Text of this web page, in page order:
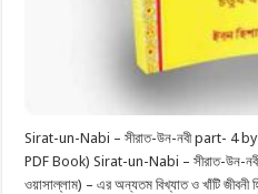
Sirat-un-Nabi – সীরাত-উন-নবী part- 4
PDF Book) Sirat-un-Nabi – সীরাত-উন-নবী
ওয়াসাল্লাম) – এর অন্যতম বিখ্যাত ও খাঁটি জীবনী